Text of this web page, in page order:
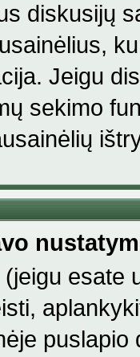
diskusijų
Jeigu
sekimo
esate